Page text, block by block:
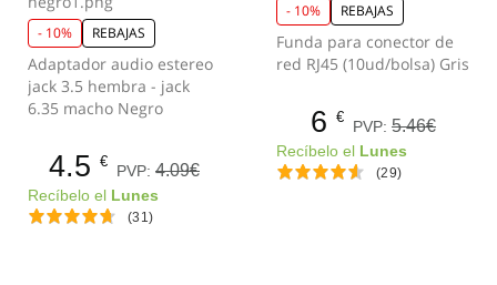
- 10% REBAJAS
Adaptador audio estereo
jack 3.5 hembra - jack
6.35 macho Negro
4.5 €
PVP: 4.09€
Recíbelo el Lunes
(31)
- 10% REBAJAS
Funda para conector de
red RJ45 (10ud/bolsa) Gris
6 €
PVP: 5.46€
Recíbelo el Lunes
(29)